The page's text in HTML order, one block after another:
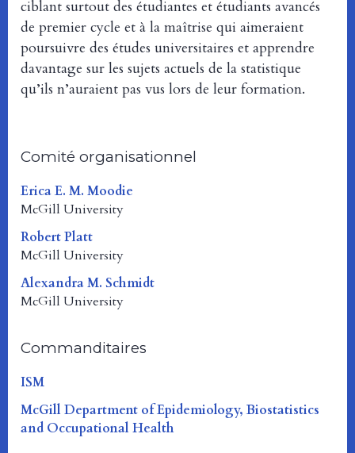
ciblant surtout des étudiantes et étudiants avancés
de premier cycle et à la maîtrise qui aimeraient
poursuivre des études universitaires et apprendre
davantage sur les sujets actuels de la statistique
qu’ils n’auraient pas vus lors de leur formation.
Comité organisationnel
Erica E. M. Moodie
McGill University
Robert Platt
McGill University
Alexandra M. Schmidt
McGill University
Commanditaires
ISM
McGill Department of Epidemiology, Biostatistics
and Occupational Health